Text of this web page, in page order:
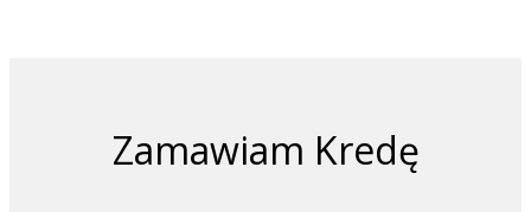
Zamawiam Kredę